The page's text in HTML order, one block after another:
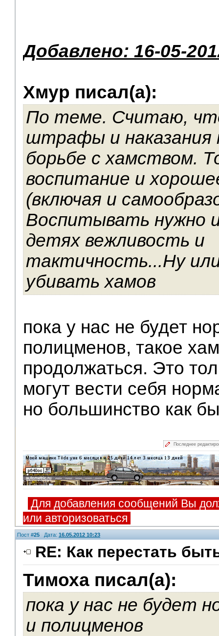
Добавлено: 16-05-
Хмур писал(а):
По теме. Считаю,
штрафы и наказания
борьбе с хамством.
воспитание и
(включая и
Воспитывать нужно
детях вежливость и
тактичность...Ну
убивать хамов
пока у нас не будет
полицменов, такое
продолжаться. Это
могут вести себя
но большинство как
Последнее
Для добавления сообщений Вы
или авторизоваться
Пост #25 Дата: 16.05.2012 10:23
RE: Как перестать
Тимоха писал(а):
пока у нас не будет
и полицменов
Помощники